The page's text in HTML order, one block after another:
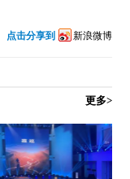
点击分享到 新浪微博
更多>